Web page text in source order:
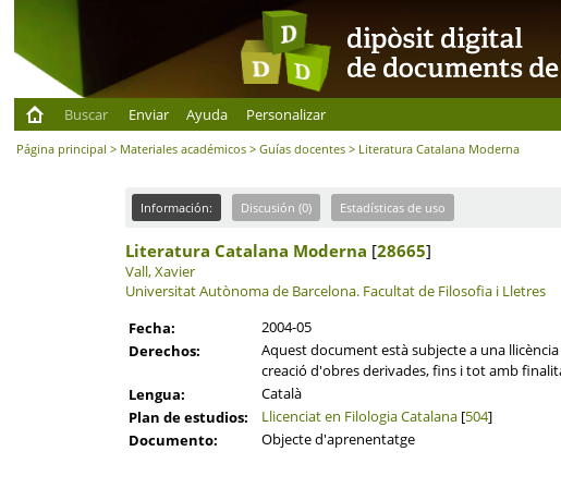
Buscar
Enviar Ayuda Personalizar
Página principal > Materiales académicos >Guías docentes > Literatura Catalana Moderna
Información: Discusión (0) Estadísticas de uso
Literatura Catalana Moderna [28665]
Vall, Xavier
Universitat Autònoma de Barcelona. Facultat de Filosofia i Lletres
Fecha:
2004-05
Derechos:
Aquest document està subjecte a una
creació d'obres derivades, fins i tot amb
Lengua:
Català
Plan de estudios:
Llicenciat en Filologia Catalana[504]
Documento:
Objecte d'aprenentatge